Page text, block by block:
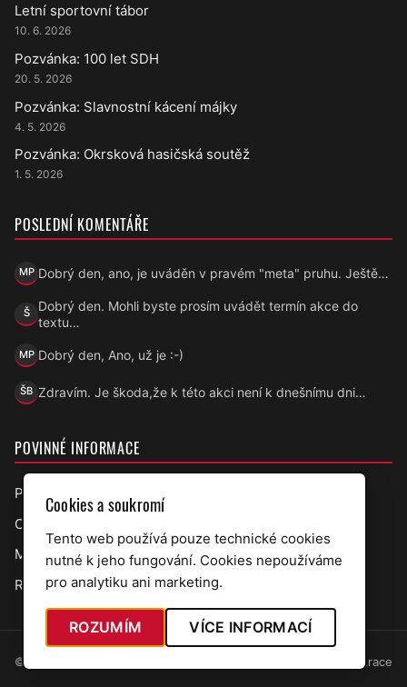
Letní sportovní tábor
10. 6. 2026
Pozvánka: 100 let SDH
20. 5. 2026
Pozvánka: Slavnostní kácení májky
4. 5. 2026
Pozvánka: Okrsková hasičská soutěž
1. 5. 2026
POSLEDNÍ KOMENTÁŘE
MPMarek Přecechtěl
Dobrý den, ano, je uváděn v pravém "meta" pruhu. Ještě…
ŠŠárka
Dobrý den. Mohli byste prosím uvádět termín akce do
textu…
MP
Marek Přecechtěl
Dobrý den, Ano, už je :-)
ŠBŠárka B.
Zdravím. Je škoda,že k této akci není k dnešnímu dni…
POVINNÉ INFORMACE
Prohlášení o přístupnosti
Ochrana osobních údajů
Mapa webu
RSS úřední deska
© 2026 Obec Bělov · web v7.5.97 Administrace
Cookies a soukromí
Tento web používá pouze technické cookies
nutné k jeho fungování. Cookies nepoužíváme
pro analytiku ani marketing.
ROZUMÍM VÍCE INFORMACÍ